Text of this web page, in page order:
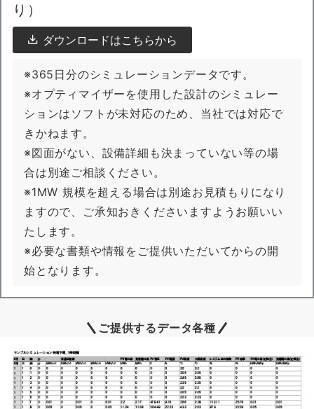
り）
ダウンロードはこちらから
※365日分のシミュレーションデータです。
※オプティマイザーを使用した設計のシミュレー
ションはソフトが未対応のため、当社では対応で
きかねます。
※図面がない、設備詳細も決まっていない等の場
合は別途ご相談ください。
※1MW 規模を超える場合は別途お見積もりになり
ますので、ご承知おきくださいますようお願いい
たします。
※必要な書類や情報をご提供いただいてからの開
始となります。
ご提供するデータ各種